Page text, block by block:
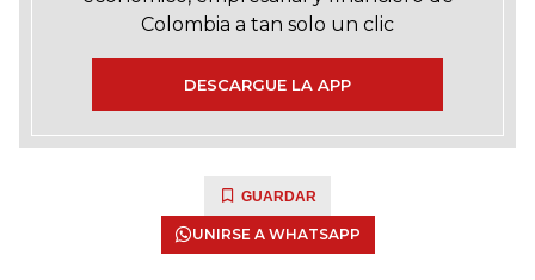
Colombia a tan solo un clic
DESCARGUE LA APP
GUARDAR
UNIRSE A WHATSAPP